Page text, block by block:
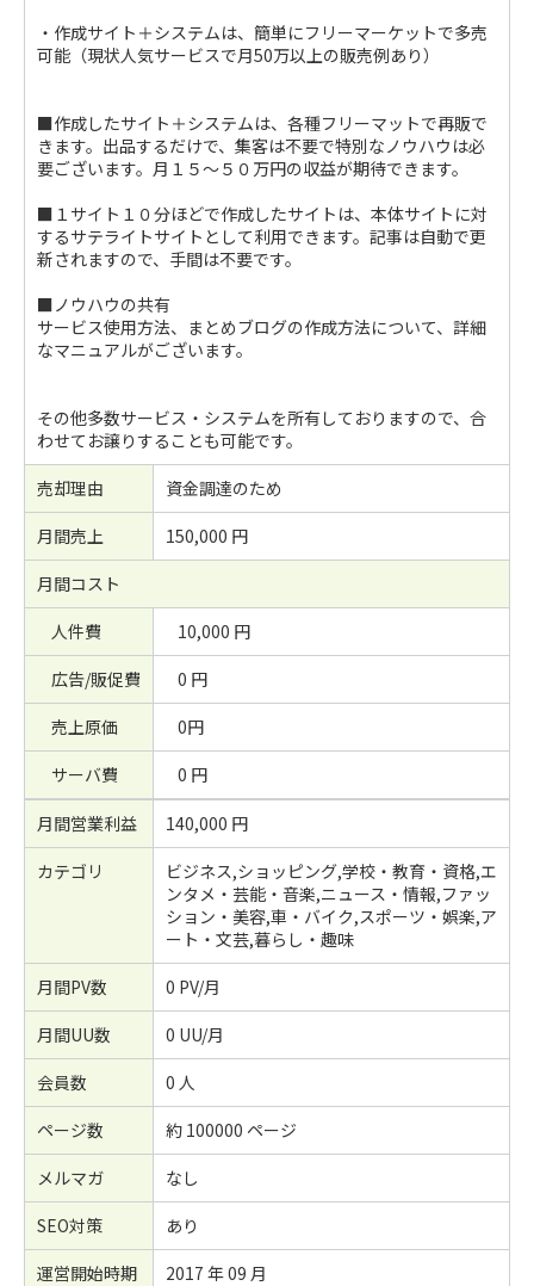
・作成サイト＋システムは、簡単にフリーマーケットで多売
可能（現状人気サービスで月50万以上の販売例あり）
■作成したサイト＋システムは、各種フリーマットで再販で
きます。出品するだけで、集客は不要で特別なノウハウは必
要ございます。月１５〜５０万円の収益が期待できます。
■１サイト１０分ほどで作成したサイトは、本体サイトに対
するサテライトサイトとして利用できます。記事は自動で更
新されますので、手間は不要です。
■ノウハウの共有
サービス使用方法、まとめブログの作成方法について、詳細
なマニュアルがございます。
その他多数サービス・システムを所有しておりますので、合
わせてお譲りすることも可能です。
売却理由
資金調達のため
月間売上
150,000 円
月間コスト
人件費
10,000 円
広告/販促費
0 円
売上原価
0円
サーバ費
0 円
月間営業利益
140,000 円
カテゴリ
ビジネス,ショッピング,学校・教育・資格,エ
ンタメ・芸能・音楽,ニュース・情報,ファッ
ション・美容,車・バイク,スポーツ・娯楽,ア
ート・文芸,暮らし・趣味
月間PV数
0 PV/月
月間UU数
0 UU/月
会員数
0 人
ページ数
約 100000 ページ
メルマガ
なし
SEO対策
あり
運営開始時期
2017 年 09 月